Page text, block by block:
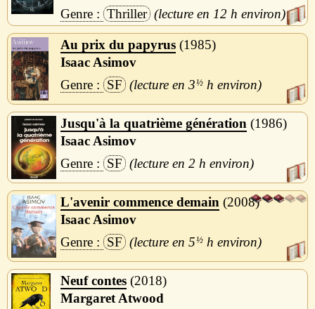
Thriller
12 h
Au prix du papyrus 1985
Isaac Asimov
SF
3½ h
Jusqu'à la quatrième génération
1986
Isaac Asimov
SF
2 h
L'avenir commence demain
2008
Isaac Asimov
SF
5½ h
Neuf contes 2018
Margaret Atwood